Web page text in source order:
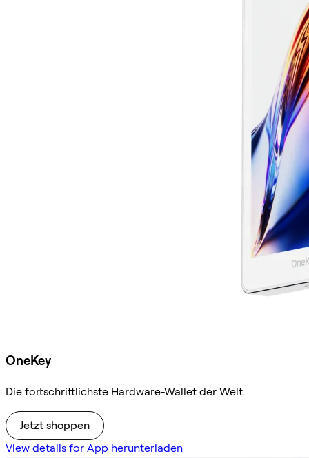
OneKey
Die fortschrittlichste Hardware-Wallet der Welt.
Jetzt shoppen
View details for App herunterladen